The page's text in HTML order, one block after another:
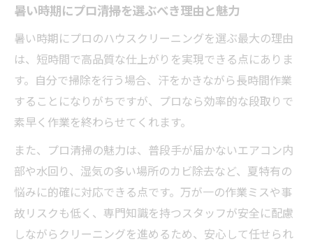
暑い時期にプロ清掃を選ぶべき理由と魅力
暑い時期にプロのハウスクリーニングを選ぶ最大の理由
は、短時間で高品質な仕上がりを実現できる点にありま
す。自分で掃除を行う場合、汗をかきながら長時間作業
することになりがちですが、プロなら効率的な段取りで
素早く作業を終わらせてくれます。
また、プロ清掃の魅力は、普段手が届かないエアコン内
部や水回り、湿気の多い場所のカビ除去など、夏特有の
悩みに的確に対応できる点です。万が一の作業ミスや事
故リスクも低く、専門知識を持つスタッフが安全に配慮
しながらクリーニングを進めるため、安心して任せられ